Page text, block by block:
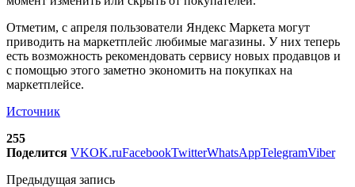
Отметим, с апреля пользователи Яндекс Маркета могут
приводить на маркетплейс любимые магазины. У них теперь
есть возможность рекомендовать сервису новых продавцов и
с помощью этого заметно экономить на покупках на
маркетплейсе.
Источник
255
Поделится VKOK.ruFacebookTwitterWhatsAppTelegramViber
Предыдущая запись